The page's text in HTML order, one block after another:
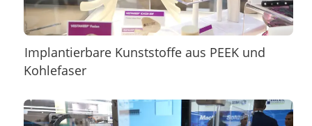
Implantierbare Kunststoffe aus PEEK und
Kohlefaser